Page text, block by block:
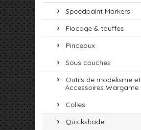
Speedpaint Markers
Flocage & touffes
Pinceaux
Sous couches
Outils de modélisme et
Accessoires Wargame
Colles
Quickshade